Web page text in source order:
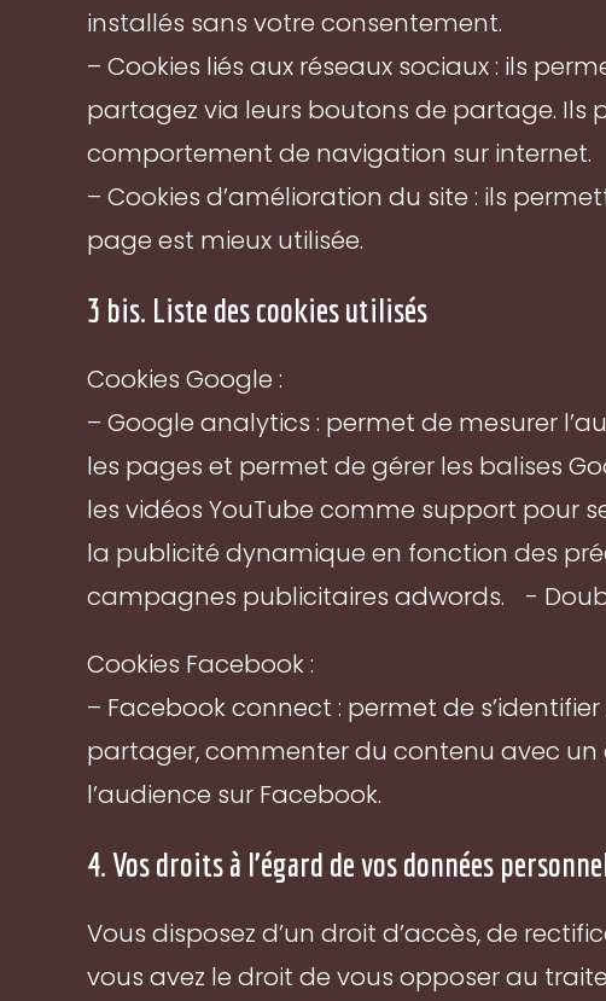
installés sans votre consentement.
– Cookies liés aux réseaux sociaux : ils
partagez via leurs boutons de partage. Ils
comportement de navigation sur internet.
– Cookies d’amélioration du site : ils
page est mieux utilisée.
3 bis. Liste des cookies utilisés
Cookies Google :
– Google analytics : permet de mesurer
les pages et permet de gérer les balises
les vidéos YouTube comme support pour
la publicité dynamique en fonction des
campagnes publicitaires adwords. -
Cookies Facebook :
– Facebook connect : permet de
partager, commenter du contenu avec un
l’audience sur Facebook.
4. Vos droits à l’égard de vos données
Vous disposez d’un droit d’accès, de
vous avez le droit de vous opposer au